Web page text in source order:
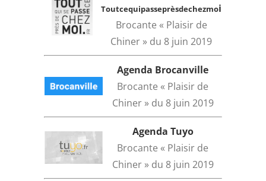
Toutcequipasseprèsdechezmoi
Brocante « Plaisir de
Chiner » du 8 juin 2019
Agenda Brocanville
Brocante « Plaisir de
Chiner » du 8 juin 2019
Agenda Tuyo
Brocante « Plaisir de
Chiner » du 8 juin 2019